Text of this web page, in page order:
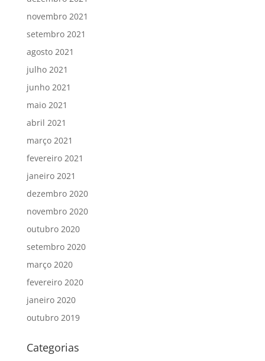
novembro 2021
setembro 2021
agosto 2021
julho 2021
junho 2021
maio 2021
abril 2021
março 2021
fevereiro 2021
janeiro 2021
dezembro 2020
novembro 2020
outubro 2020
setembro 2020
março 2020
fevereiro 2020
janeiro 2020
outubro 2019
Categorias